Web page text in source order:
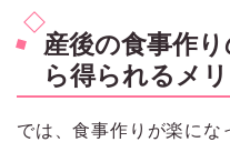
産後の食事作
ら得られるメ
では、食事作りが楽にな